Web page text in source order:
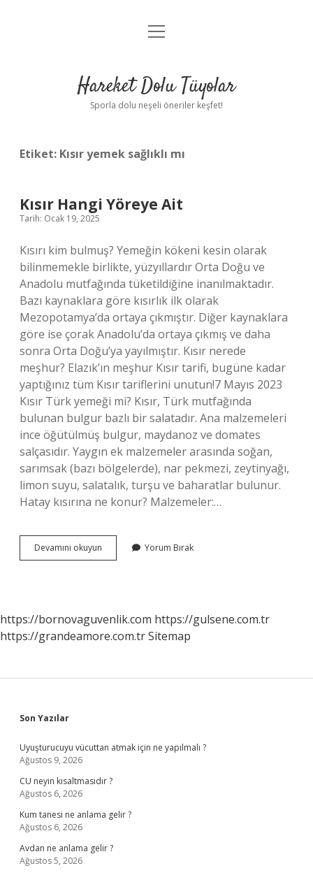
Anasayfa
Yasal Uyarı
menüyü
Hareket Dolu Tüyolar
Sporla dolu neşeli öneriler keşfet!
Etiket: Kısır yemek sağlıklı mı
Kısır Hangi Yöreye Ait
Tarih: Ocak 19, 2025
Kısırı kim bulmuş? Yemeğin kökeni kesin olarak
bilinmemekle birlikte, yüzyıllardır Orta Doğu ve
Anadolu mutfağında tüketildiğine inanılmaktadır.
Bazı kaynaklara göre kısırlık ilk olarak
Mezopotamya’da ortaya çıkmıştır. Diğer kaynaklara
göre ise çorak Anadolu’da ortaya çıkmış ve daha
sonra Orta Doğu’ya yayılmıştır. Kısır nerede
meşhur? Elazık’ın meşhur Kısır tarifi, bugüne kadar
yaptığınız tüm Kısır tariflerini unutun!7 Mayıs 2023
Kısır Türk yemeği mi? Kısır, Türk mutfağında
bulunan bulgur bazlı bir salatadır. Ana malzemeleri
ince öğütülmüş bulgur, maydanoz ve domates
salçasıdır. Yaygın ek malzemeler arasında soğan,
sarımsak (bazı bölgelerde), nar pekmezi, zeytinyağı,
limon suyu, salatalık, turşu ve baharatlar bulunur.
Hatay kısırına ne konur? Malzemeler:…
Devamını okuyun
Hangi
Yorum Bırak
https://bornovaguvenlik.com https://gulsene.com.tr
https://grandeamore.com.trSitemap
Sidebar
Son Yazılar
Uyuşturucuyu vücuttan atmak için ne yapılmalı ?
Ağustos 9, 2026
CU neyin kısaltmasıdır ?
Ağustos 6, 2026
Kum tanesi ne anlama gelir ?
Ağustos 6, 2026
Avdan ne anlama gelir ?
Ağustos 5, 2026